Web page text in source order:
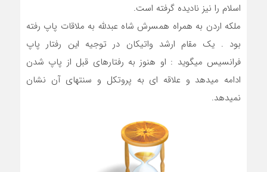
اسلام را نیز نادیده گرفته است.
ملکه اردن به همراه همسرش شاه عبدلله به ملاقات پاپ رفته
بود . یک مقام ارشد واتیکان در توجیه این رفتار پاپ
فرانسیس میگوید : او هنوز به رفتارهای قبل از پاپ شدن
ادامه میدهد و علاقه ای به پروتکل و سنتهای آن نشان
نمیدهد.